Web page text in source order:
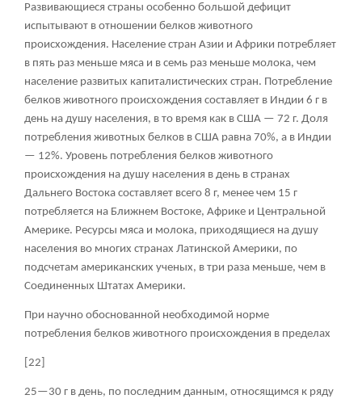
Развивающиеся страны особенно большой дефицит
испытывают в отношении белков животного
происхождения. Население стран Азии и Африки потребляет
в пять раз меньше мяса и в семь раз меньше молока, чем
население развитых капиталистических стран. Потребление
белков животного происхождения составляет в Индии 6 г в
день на душу населения, в то время как в США — 72 г. Доля
потребления животных белков в США равна 70%, а в Индии
— 12%. Уровень потребления белков животного
происхождения на душу населения в день в странах
Дальнего Востока составляет всего 8 г, менее чем 15 г
потребляется на Ближнем Востоке, Африке и Центральной
Америке. Ресурсы мяса и молока, приходящиеся на душу
населения во многих странах Латинской Америки, по
подсчетам американских ученых, в три раза меньше, чем в
Соединенных Штатах Америки.
При научно обоснованной необходимой норме
потребления белков животного происхождения в пределах
[22]
25—30 г в день, по последним данным, относящимся к ряду